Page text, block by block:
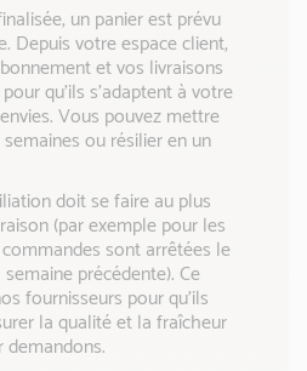
un panier est prévu
Depuis votre espace client,
et vos livraisons
qu’ils s’adaptent à votre
Vous pouvez mettre
ou résilier en un
doit se faire au plus
(par exemple pour les
sont arrêtées le
précédente). Ce
fournisseurs pour qu'ils
la qualité et la fraîcheur